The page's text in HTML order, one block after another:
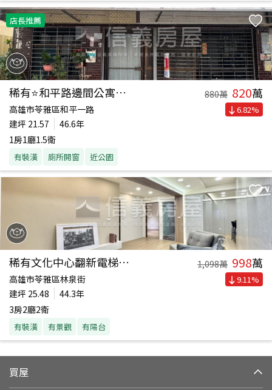
店長推薦
稀有⭐和平路邊間公寓一樓 880萬 820萬
高雄市苓雅區和平一路
建坪 21.57
46.6年
1房1廳1.5衛
有裝潢 廁所開窗 近公園
6.82%
稀有文化中心翻新電梯三房 1,098萬 998萬
高雄市苓雅區林泉街
建坪 25.48
44.3年
3房2廳2衛
有裝潢 有景觀 有陽台
9.11%
買屋